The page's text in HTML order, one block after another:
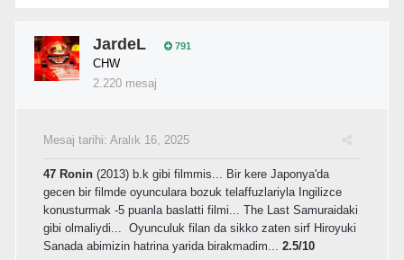
JardeL 791
CHW
2.220 mesaj
Mesaj tarihi: Aralık 16, 2025
47 Ronin (2013) b.k gibi filmmis... Bir kere Japonya'da
gecen bir filmde oyunculara bozuk telaffuzlariyla Ingilizce
konusturmak -5 puanla baslatti filmi... The Last Samuraidaki
gibi olmaliydi... Oyunculuk filan da sikko zaten sirf Hiroyuki
Sanada abimizin hatrina yarida birakmadim... 2.5/10